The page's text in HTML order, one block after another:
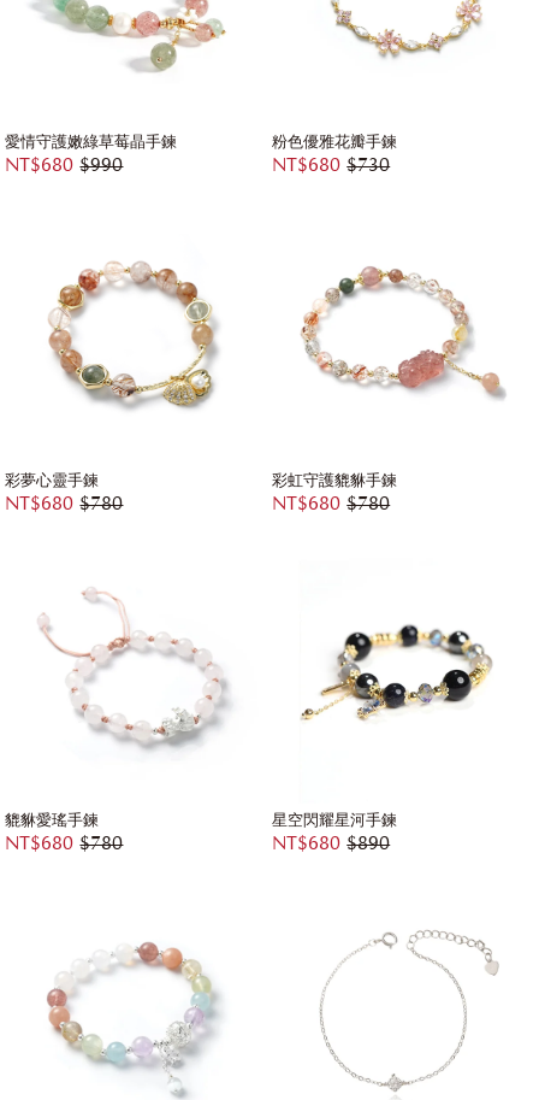
愛情守護嫩綠草莓晶手鍊
NT$680 $990
粉色優雅花瓣手鍊
NT$680 $730
彩夢心靈手鍊
NT$680 $780
彩虹守護貔貅手鍊
NT$680 $780
貔貅愛瑤手鍊
NT$680 $780
星空閃耀星河手鍊
NT$680 $890